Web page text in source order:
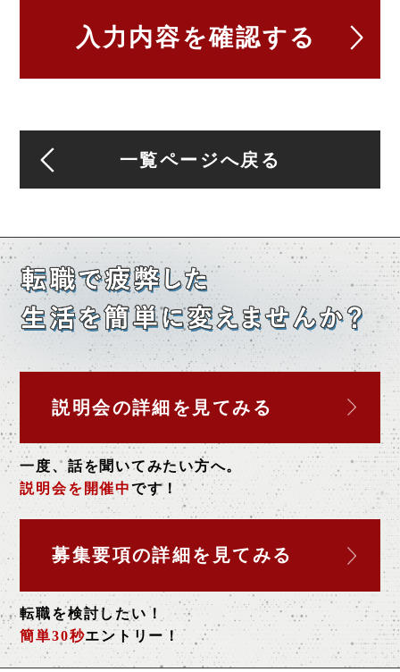
一覧ページへ戻る
説明会の詳細を 見てみる
一度、話を聞いてみたい方へ。
説明会を開催中です！
募集要項の詳細を 見てみる
転職を検討したい！
簡単30秒エントリー！